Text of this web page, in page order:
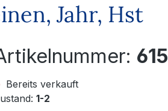
Jahr, Hst
615
Bereits verkauft
1-2